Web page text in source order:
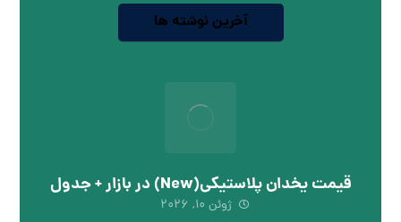
آخرین نوشته ها
قیمت یخدان پلاستیکی(New) در بازار + جدول
ژوئن ۱۰, ۲۰۲۶